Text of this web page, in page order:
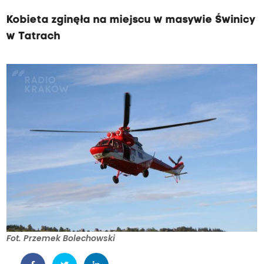
Kobieta zginęła na miejscu w masywie Świnicy
w Tatrach
Fot. Przemek Bolechowski